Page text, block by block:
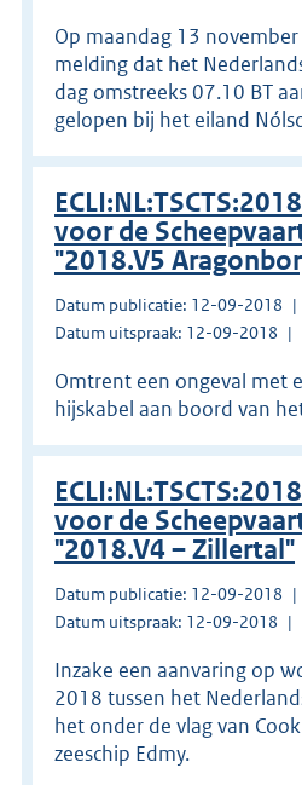
Op maandag 13
melding dat het
dag omstreeks 07.10 BT
gelopen bij het eiland
voor de
"2018.V5
Datum publicatie: 12-09-2018
Datum uitspraak: 12-09-2018
Omtrent een ongeval met
hijskabel aan boord van
voor de
"2018.V4 – Zillertal"
Datum publicatie: 12-09-2018
Datum uitspraak: 12-09-2018
Inzake een aanvaring op
2018 tussen het
het onder de vlag van
zeeschip Edmy.